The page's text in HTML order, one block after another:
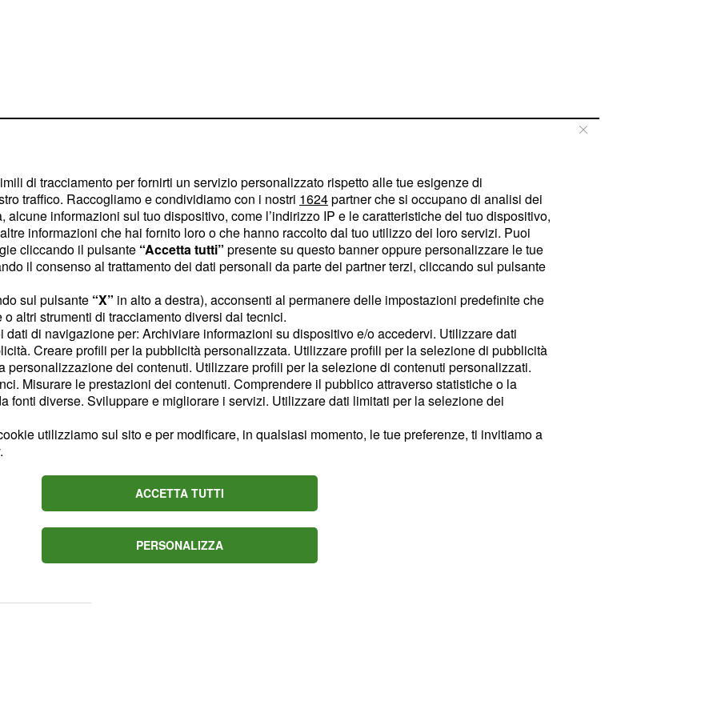
miratole
a domenica: molto
giornate
buon fine.
settimana
e Sagittario
inizia in modo
soddisfazioni e
parte del periodo. Non
sempre il classico
parte della
di tracciamento per fornirti un servizio personalizzato rispetto alle tue esigenze di
traffico. Raccogliamo e condividiamo con i nostri 1624partner che si occupano di analisi dei
informazioni sul tuo dispositivo, come l’indirizzo IP e le caratteristiche del tuo dispositivo,
informazioni che hai fornito loro o che hanno raccolto dal tuo utilizzo dei loro servizi. Puoi
cliccando il pulsante “Accetta tutti” presente su questo banner oppure personalizzare le tue
il consenso al trattamento dei dati personali da parte dei partner terzi, cliccando sul pulsante
sul pulsante “X” in alto a destra), acconsenti al permanere delle impostazioni predefinite che
altri strumenti di tracciamento diversi dai tecnici.
dati di navigazione per: Archiviare informazioni su dispositivo e/o accedervi. Utilizzare dati
Creare profili per la pubblicità personalizzata. Utilizzare profili per la selezione di pubblicità
personalizzazione dei contenuti. Utilizzare profili per la selezione di contenuti personalizzati.
Misurare le prestazioni dei contenuti. Comprendere il pubblico attraverso statistiche o la
fonti diverse. Sviluppare e migliorare i servizi. Utilizzare dati limitati per la selezione dei
utilizziamo sul sito e per modificare, in qualsiasi momento, le tue preferenze, ti invitiamo a
.
ACCETTA TUTTI
PERSONALIZZA